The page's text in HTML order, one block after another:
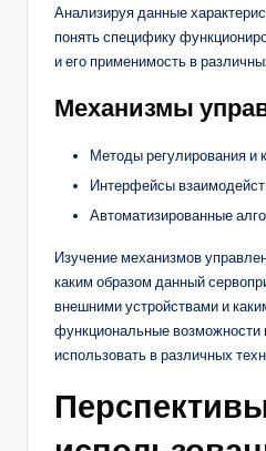
Анализируя данные
понять специфику
и его применимость в
Механизмы
Методы регулирования и
Интерфейсы
Автоматизированные
Изучение механизмов
каким образом данный
внешними устройствами и
функциональные
использовать в различных